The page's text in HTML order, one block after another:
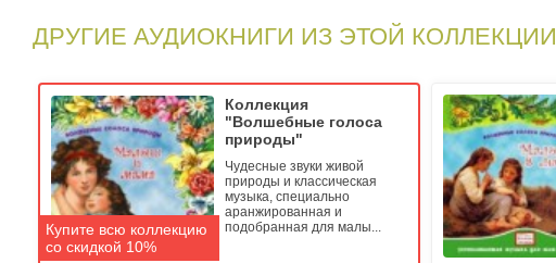
ДРУГИЕ АУДИОКНИГИ ИЗ ЭТОЙ КОЛЛЕКЦИИ
Купите всю коллекцию
со скидкой 10%
Коллекция
"Волшебные голоса
природы"
Чудесные звуки живой
природы и классическая
музыка, специально
аранжированная и
подобранная для малы...